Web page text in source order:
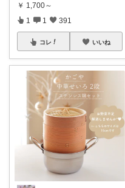
￥ 1,700～
1 1 391
コレ いいね